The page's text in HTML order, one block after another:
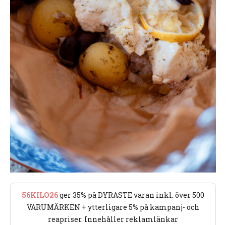
56KILO26ger 35% på DYRASTE varan inkl. över 500
VARUMÄRKEN + ytterligare 5% på kampanj- och
reapriser. Innehåller reklamlänkar